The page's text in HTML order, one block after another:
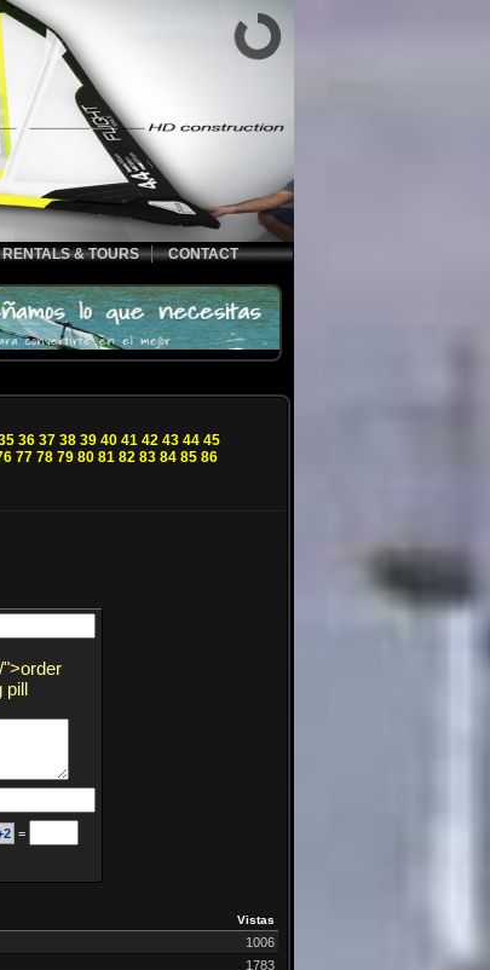
RENTALS & TOURS CONTACT
36 37 38 39 40 41 42 43 44 45
77 78 79 80 81 82 83 84 85 86
pill
=
Vistas
1006
1783